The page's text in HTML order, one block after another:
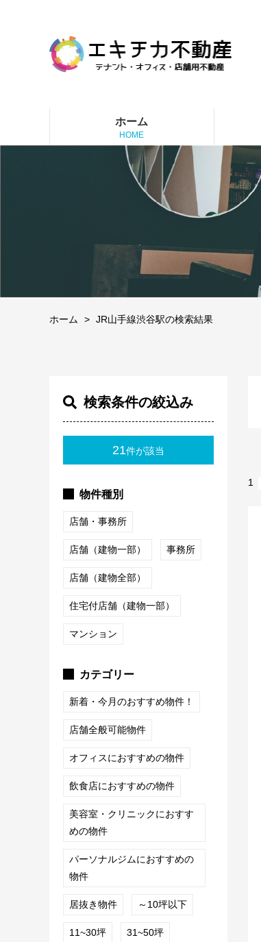
ホーム
HOME
ホーム JR山手線渋谷駅の検索結果
検索条件の絞込み
21件が該当
物件種別
店舗・事務所
店舗（建物一部） 事務所
店舗（建物全部）
住宅付店舗（建物一部）
マンション
カテゴリー
新着・今月のおすすめ物件！
店舗全般可能物件
オフィスにおすすめの物件
飲食店におすすめの物件
美容室・クリニックにおすす
めの物件
パーソナルジムにおすすめの
物件
居抜き物件 ～10坪以下
11~30坪 31~50坪
1